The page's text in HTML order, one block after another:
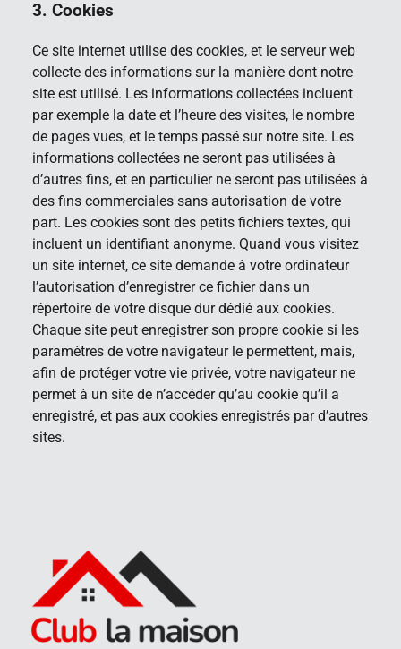
3. Cookies
Ce site internet utilise des cookies, et le serveur web
collecte des informations sur la manière dont notre
site est utilisé. Les informations collectées incluent
par exemple la date et l’heure des visites, le nombre
de pages vues, et le temps passé sur notre site. Les
informations collectées ne seront pas utilisées à
d’autres fins, et en particulier ne seront pas utilisées à
des fins commerciales sans autorisation de votre
part. Les cookies sont des petits fichiers textes, qui
incluent un identifiant anonyme. Quand vous visitez
un site internet, ce site demande à votre ordinateur
l’autorisation d’enregistrer ce fichier dans un
répertoire de votre disque dur dédié aux cookies.
Chaque site peut enregistrer son propre cookie si les
paramètres de votre navigateur le permettent, mais,
afin de protéger votre vie privée, votre navigateur ne
permet à un site de n’accéder qu’au cookie qu’il a
enregistré, et pas aux cookies enregistrés par d’autres
sites.